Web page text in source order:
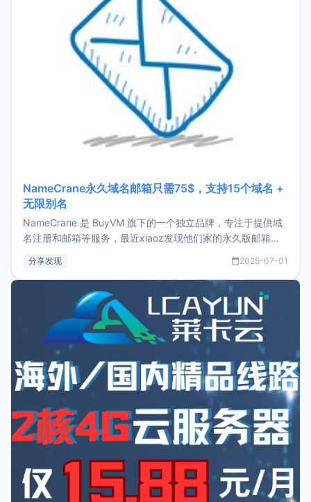
NameCrane永久域名邮箱只需75$，支持15个域名 +
无限别名
NameCrane 是 BuyVM 旗下的一个独立品牌，专注于提供域
名注册和邮箱等服务，最近xiaoz发现他们家的永久版邮箱服
又实惠的域名邮箱，不妨尝试一下 NameCrane。注册
NameCraneNameCrane不支持直接注册，必须要购买
分享发现 2025-07-01